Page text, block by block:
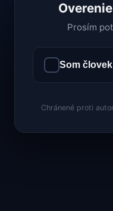
Prosím
Som človek
Chránené proti